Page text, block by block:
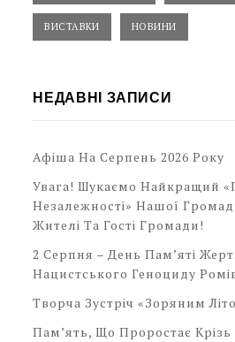
ВИСТАВКИ НОВИНИ
НЕДАВНІ ЗАПИСИ
Афіша На Серпень 2026 Року
Увага! Шукаємо Найкращий
Незалежності» Нашої
Жителі Та Гості Громади!
2 Серпня – День Пам’яті
Нацистського Геноциду
Творча Зустріч «Зоряним
Пам’ять, Що Проростає